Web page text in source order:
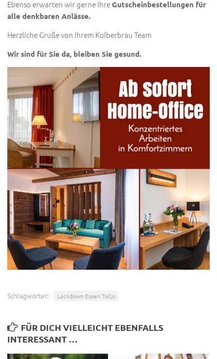
Ebenso erwarten wir gerne IhreGutscheinbestellungen für
alle denkbaren Anlässe.
Herzliche Grüße von Ihrem Kolberbräu Team
Wir sind für Sie da, bleiben Sie gesund.
Schlagwörter: Lockdown Essen ToGo
FÜR DICH VIELLEICHT EBENFALLS
INTERESSANT …